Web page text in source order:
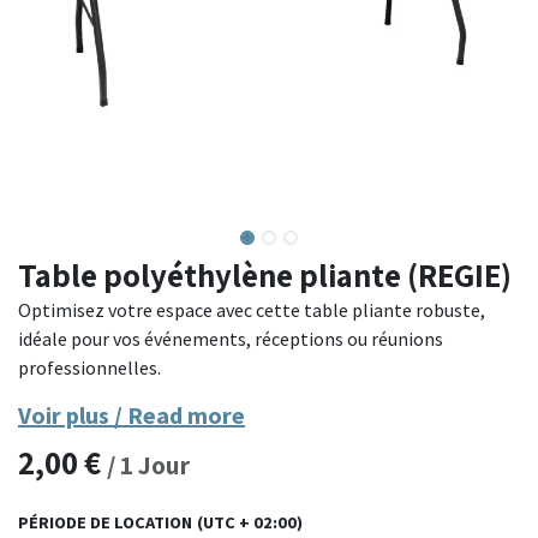
Table polyéthylène pliante (REGIE)
Optimisez votre espace avec cette table pliante robuste,
idéale pour vos événements, réceptions ou réunions
professionnelles.
Fabriquée avec un plateau en polyéthylène haute densité et
une structure en acier thermolaqué, cette table allie
légèreté, résistance et stabilité. Son système de pliage
central permet un transport et un rangement facile,
Voir plus / Read more
2,00€ /1Jour
PÉRIODE DE LOCATION (UTC + 02:00)